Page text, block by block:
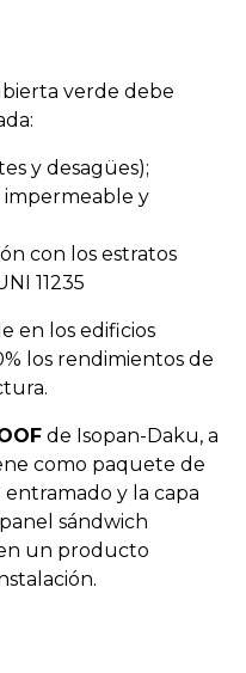
verde debe
y desagües);
impermeable y
con los estratos
11235
en los edificios
los rendimientos de
de Isopan-Daku, a
como paquete de
y la capa
sándwich
un producto